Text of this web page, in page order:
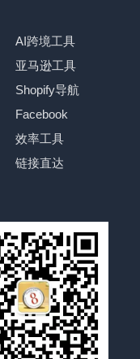
AI跨境工具
亚马逊工具
Shopify导航
Facebook
效率工具
链接直达